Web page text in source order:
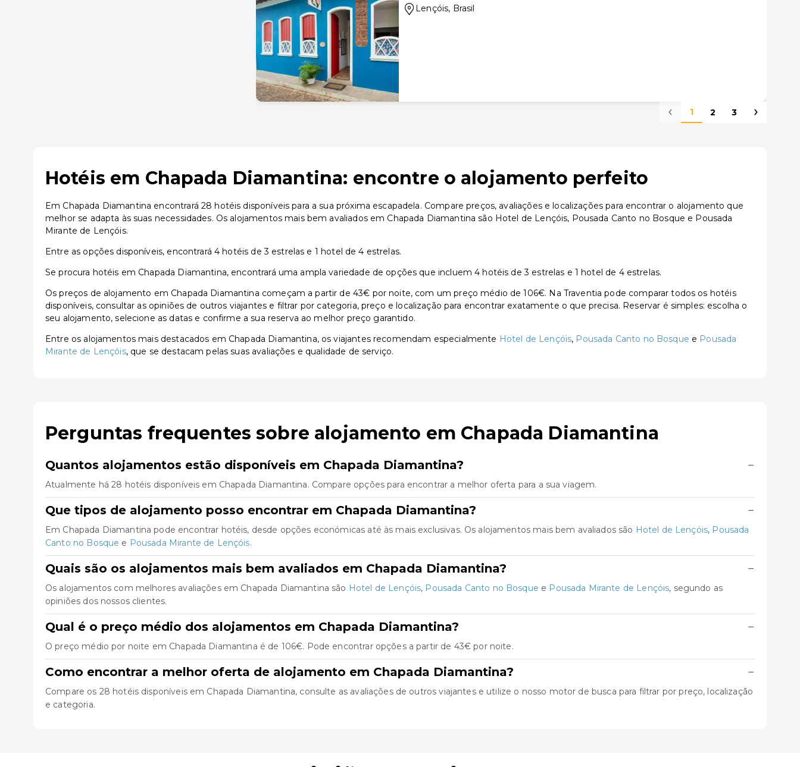
Lençóis, Brasil
1 2 3
Hotéis em Chapada Diamantina: encontre o alojamento perfeito
Em Chapada Diamantina encontrará 28 hotéis disponíveis para a sua próxima escapadela. Compare preços, avaliações e localizações para encontrar o alojamento que
melhor se adapta às suas necessidades. Os alojamentos mais bem avaliados em Chapada Diamantina são Hotel de Lençóis, Pousada Canto no Bosque e Pousada
Mirante de Lençóis.
Entre as opções disponíveis, encontrará 4 hotéis de 3 estrelas e 1 hotel de 4 estrelas.
Se procura hotéis em Chapada Diamantina, encontrará uma ampla variedade de opções que incluem 4 hotéis de 3 estrelas e 1 hotel de 4 estrelas.
Os preços de alojamento em Chapada Diamantina começam a partir de 43€ por noite, com um preço médio de 106€. Na Traventia pode comparar todos os hotéis
disponíveis, consultar as opiniões de outros viajantes e filtrar por categoria, preço e localização para encontrar exatamente o que precisa. Reservar é simples: escolha o
seu alojamento, selecione as datas e confirme a sua reserva ao melhor preço garantido.
Entre os alojamentos mais destacados em Chapada Diamantina, os viajantes recomendam especialmente Hotel de Lençóis, Pousada Canto no Bosque e Pousada
Mirante de Lençóis, que se destacam pelas suas avaliações e qualidade de serviço.
Perguntas frequentes sobre alojamento em Chapada Diamantina
Quantos alojamentos estão disponíveis em Chapada Diamantina? −
Atualmente há 28 hotéis disponíveis em Chapada Diamantina. Compare opções para encontrar a melhor oferta para a sua viagem.
Que tipos de alojamento posso encontrar em Chapada Diamantina? −
Em Chapada Diamantina pode encontrar hotéis, desde opções económicas até às mais exclusivas. Os alojamentos mais bem avaliados são Hotel de Lençóis, Pousada
Canto no Bosque e Pousada Mirante de Lençóis.
Quais são os alojamentos mais bem avaliados em Chapada Diamantina? −
Os alojamentos com melhores avaliações em Chapada Diamantina são Hotel de Lençóis, Pousada Canto no Bosque e Pousada Mirante de Lençóis, segundo as
opiniões dos nossos clientes.
Qual é o preço médio dos alojamentos em Chapada Diamantina? −
O preço médio por noite em Chapada Diamantina é de 106€. Pode encontrar opções a partir de 43€ por noite.
Como encontrar a melhor oferta de alojamento em Chapada Diamantina? −
Compare os 28 hotéis disponíveis em Chapada Diamantina, consulte as avaliações de outros viajantes e utilize o nosso motor de busca para filtrar por preço, localização
e categoria.